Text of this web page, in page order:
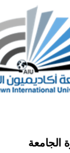
الجامعة